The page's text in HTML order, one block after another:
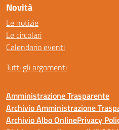
Novità
Le notizie
Le circolari
Calendario eventi
Tutti gli argomenti
Amministrazione Trasparente
Archivio Amministrazione
Archivio Albo OnlinePrivacy